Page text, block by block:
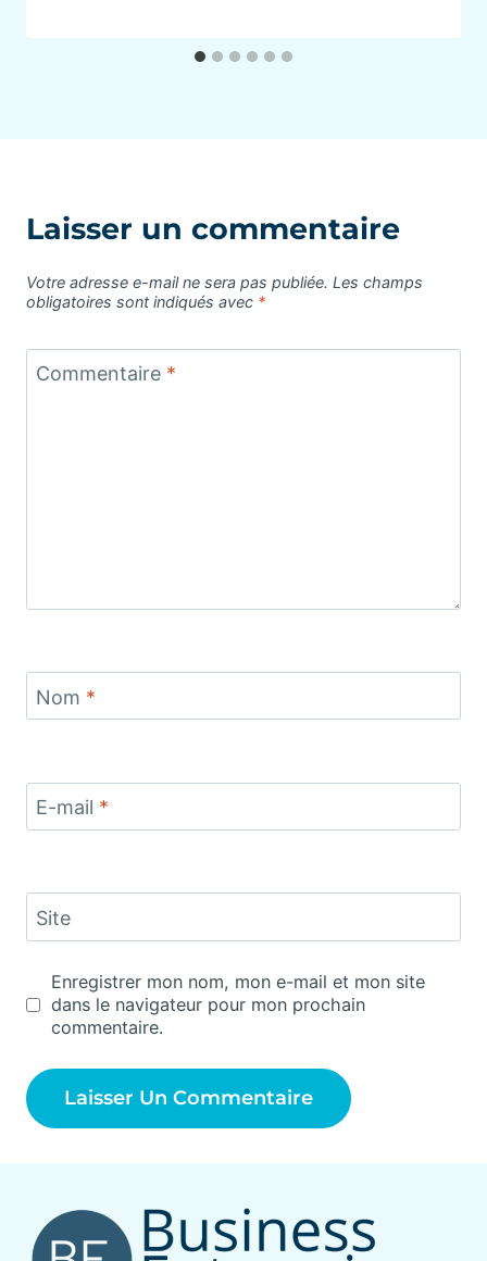
Laisser un commentaire
Votre adresse e-mail ne sera pas publiée. Les champs
obligatoires sont indiqués avec *
Commentaire *
Nom *
E-mail *
Site
Enregistrer mon nom, mon e-mail et mon site
dans le navigateur pour mon prochain
commentaire.